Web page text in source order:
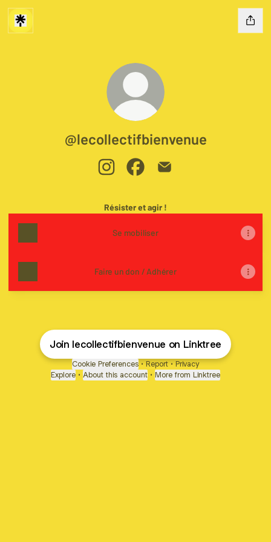
@lecollectifbienvenue
Résister et agir !
Se mobiliser
Faire un don / Adhérer
Join lecollectifbienvenue on Linktree
Cookie Preferences • Report • Privacy
Explore • About this account • More from Linktree